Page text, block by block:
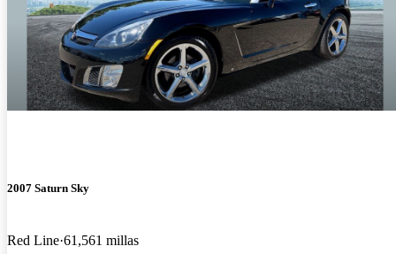
2007 Saturn Sky
Red Line 61,561 millas